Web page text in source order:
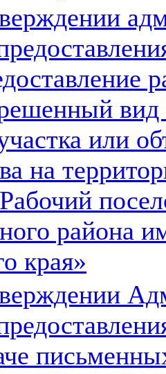
вид
или
на
района
края»